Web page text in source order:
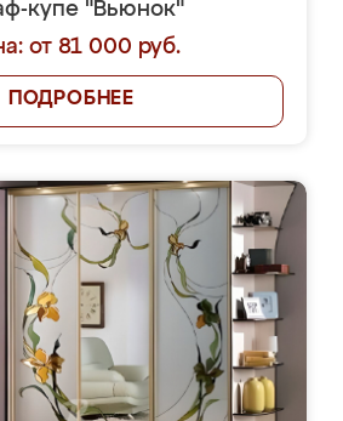
купе "Вьюнок"
от 81 000 руб.
ПОДРОБНЕЕ